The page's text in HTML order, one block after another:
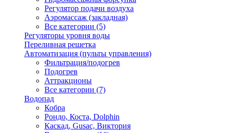
Регулятор подачи воздуха
Аэромассаж (закладная)
Все категории (5)
Регуляторы уровня воды
Переливная решетка
Автоматизация (пульты управления)
Фильтрация/подогрев
Подогрев
Аттракционы
Все категории (7)
Водопад
Кобра
Рондо, Коста, Dolphin
Каскад, Gusac, Виктория